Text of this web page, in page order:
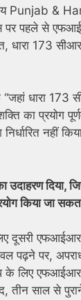
Punjab &
पर पहले से
173
धारा 173
का प्रयोग
नहीं
उदाहरण दिया,
किया जा
दूसरी
पर, अपराध
के लिए एफआईआर
तीन साल से